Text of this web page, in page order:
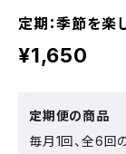
定期：季節を楽
¥1,650
定期便の商品
毎月1回、全6回